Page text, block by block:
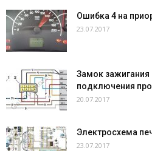
Ошибка 4 на
23.07.2017
Замок зажигания
подключения
20.07.2017
Электросхема
23.07.2017